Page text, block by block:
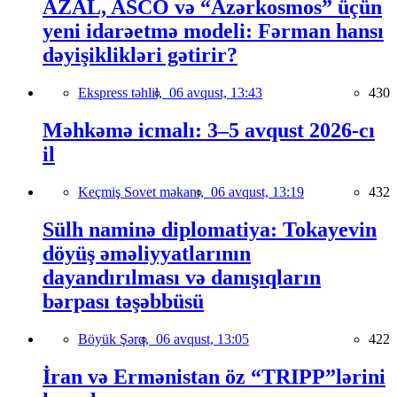
AZAL, ASCO və “Azərkosmos” üçün
yeni idarəetmə modeli: Fərman hansı
dəyişiklikləri gətirir?
Ekspress təhlil, 06 avqust, 13:43 430
Məhkəmə icmalı: 3–5 avqust 2026-cı
il
Keçmiş Sovet məkanı, 06 avqust, 13:19 432
Sülh naminə diplomatiya: Tokayevin
döyüş əməliyyatlarının
dayandırılması və danışıqların
bərpası təşəbbüsü
Böyük Şərq, 06 avqust, 13:05 422
İran və Ermənistan öz “TRIPP”lərini